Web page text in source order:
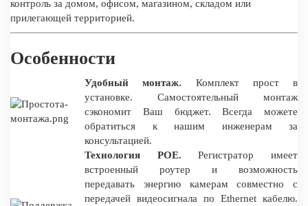
контроль за домом, офисом, магазином, складом или
прилегающей территорией.
Особенности
Удобный монтаж. Комплект прост в
установке. Самостоятельный монтаж
сэкономит Ваш бюджет. Всегда можете
обратиться к нашим инженерам за
консультацией.
Технология POE. Регистратор имеет
встроенный роутер и возможность
передавать энергию камерам совместно с
передачей видеосигнала по Ethernet кабелю.